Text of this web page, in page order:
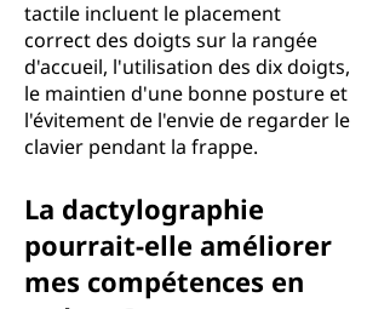
tactile incluent le placement
correct des doigts sur la rangée
d'accueil, l'utilisation des dix doigts,
le maintien d'une bonne posture et
l'évitement de l'envie de regarder le
clavier pendant la frappe.
La dactylographie
pourrait-elle améliorer
mes compétences en